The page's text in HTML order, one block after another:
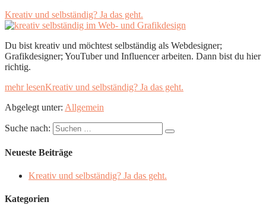
Kreativ und selbständig? Ja das geht.
Du bist kreativ und möchtest selbständig als Webdesigner;
Grafikdesigner; YouTuber und Influencer arbeiten. Dann bist du hier
richtig.
mehr lesenKreativ und selbständig? Ja das geht.
Abgelegt unter: Allgemein
Suche nach:
Neueste Beiträge
Kreativ und selbständig? Ja das geht.
Kategorien